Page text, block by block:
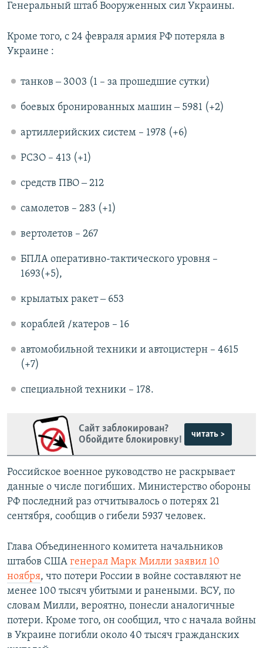
Генеральный штаб Вооруженных сил Украины.
Кроме того, с 24 февраля армия РФ потеряла в
Украине :
танков ‒ 3003 (1 – за прошедшие сутки)
боевых бронированных машин ‒ 5981 (+2)
артиллерийских систем – 1978 (+6)
РСЗО – 413 (+1)
средств ПВО ‒ 212
самолетов – 283 (+1)
вертолетов – 267
БПЛА оперативно-тактического уровня –
1693(+5),
крылатых ракет ‒ 653
кораблей /катеров – 16
автомобильной техники и автоцистерн – 4615
(+7)
специальной техники – 178.
Сайт заблокирован?
Обойдите блокировку!
читать >
Российское военное руководство не раскрывает
данные о числе погибших. Министерство обороны
РФ последний раз отчитывалось о потерях 21
сентября, сообщив о гибели 5937 человек.
Глава Объединенного комитета начальников
штабов США генерал Марк Милли заявил 10
ноября, что потери России в войне составляют не
менее 100 тысяч убитыми и ранеными. ВСУ, по
словам Милли, вероятно, понесли аналогичные
потери. Кроме того, он сообщил, что с начала войны
в Украине погибли около 40 тысяч гражданских